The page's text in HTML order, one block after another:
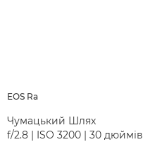
EOS Ra
Чумацький Шлях
f/2.8 | ISO 3200 | 30 дюймів